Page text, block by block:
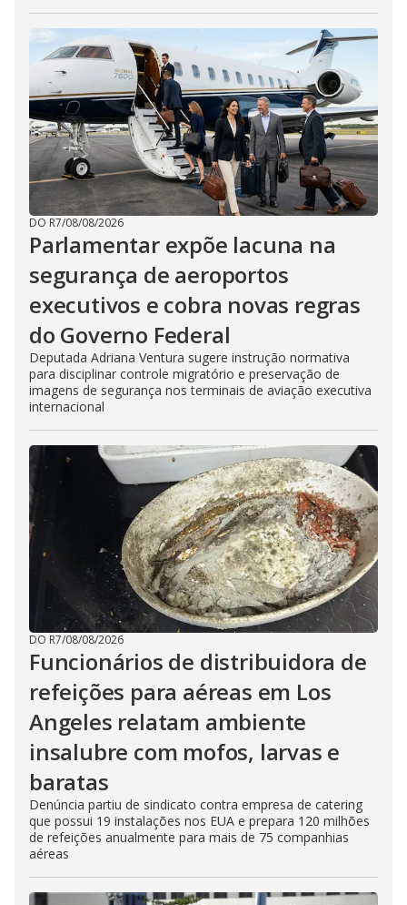
DO R7/08/08/2026
Parlamentar expõe lacuna na
segurança de aeroportos
executivos e cobra novas regras
do Governo Federal
Deputada Adriana Ventura sugere instrução normativa
para disciplinar controle migratório e preservação de
imagens de segurança nos terminais de aviação executiva
internacional
DO R7/08/08/2026
Funcionários de distribuidora de
refeições para aéreas em Los
Angeles relatam ambiente
insalubre com mofos, larvas e
baratas
Denúncia partiu de sindicato contra empresa de catering
que possui 19 instalações nos EUA e prepara 120 milhões
de refeições anualmente para mais de 75 companhias
aéreas